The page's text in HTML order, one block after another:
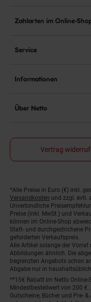
Zahlarten im Online-
Service
Informationen
Über Netto
Vertrag
Fußnoten
*Alle Preise in Euro (€) inkl.
Versandkosten und zzgl. evtl.
Unverbindliche
Preise (inkl. MwSt.) und
können im Online-Shop
Statt- und durchgestrichene
geforderten Verkaufspreis.
Alle Artikel solange der Vorrat
Abbildungen ähnlich. Die
begrenzten Angebots schon
Abgabe nur in
**15€ Rabatt im Netto
Mindestbestellwert von 200
Gutscheine, Bücher und Pre-